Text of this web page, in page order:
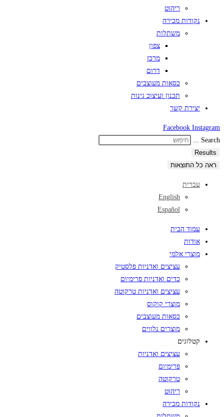
ריהוט
נקודות מכירה
משתלות
צפון
מרכז
דרום
כסאות מעוצבים
תכנון ועיצוב גינות
יצירת קשר
Facebook Instagram
Search ...
Results
ראה כל התוצאות
עברית
English
Español
עמוד הבית
אודות
מוצרי אלמי
עציצים ואדניות פלסטיק
כדים ואדניות פרימיום
עציצים ואדניות טרקוטה
מוצרי קוקוס
כסאות מעוצבים
מוצרים נלווים
קטלוגים
עציצים ואדניות
פרימיום
טרקוטה
ריהוט
נקודות מכירה